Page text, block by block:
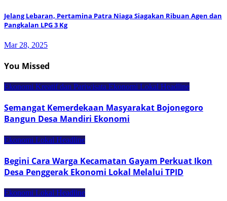
Jelang Lebaran, Pertamina Patra Niaga Siagakan Ribuan Agen dan
Pangkalan LPG 3 Kg
Mar 28, 2025
You Missed
Ekonomi Kreatif dan Pariwisata Ekonomi Lokal Headline
Semangat Kemerdekaan Masyarakat Bojonegoro
Bangun Desa Mandiri Ekonomi
Ekonomi Lokal Headline
Begini Cara Warga Kecamatan Gayam Perkuat Ikon
Desa Penggerak Ekonomi Lokal Melalui TPID
Ekonomi Lokal Headline